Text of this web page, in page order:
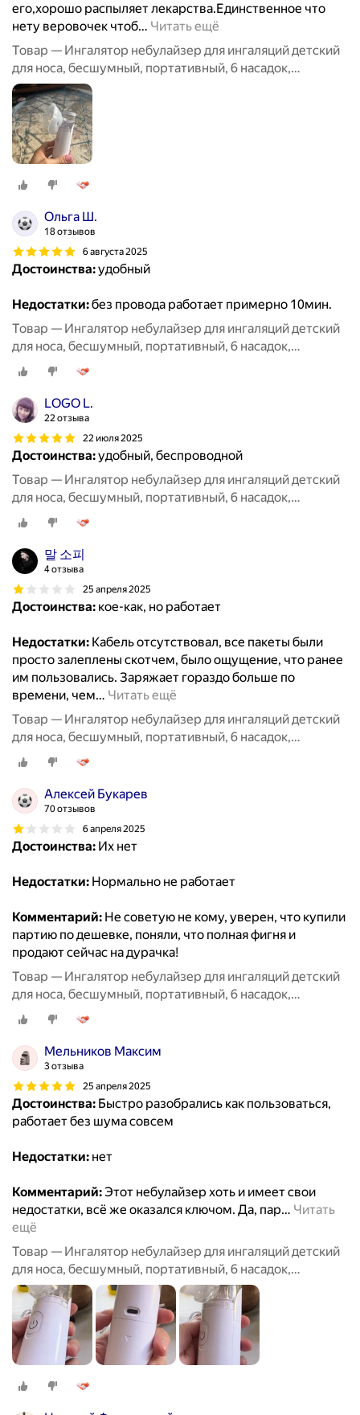
его,хорошо распыляет лекарства.Единственное что
нету веровочек чтоб… Читать ещё
Товар — Ингалятор небулайзер для ингаляций детский
для носа, бесшумный, портативный, 6 насадок,
аэрозольный, взрослый, белый
Ольга Ш.
18 отзывов
6 августа 2025
Достоинства:удобный
Недостатки:без провода работает примерно 10мин.
Товар — Ингалятор небулайзер для ингаляций детский
для носа, бесшумный, портативный, 6 насадок,
аэрозольный, взрослый, белый
LOGO L.
22 отзыва
22 июля 2025
Достоинства:удобный, беспроводной
Товар — Ингалятор небулайзер для ингаляций детский
для носа, бесшумный, портативный, 6 насадок,
аэрозольный, взрослый, белый
말 소피
4 отзыва
25 апреля 2025
Достоинства: кое-как, но работает
Недостатки: Кабель отсутствовал, все пакеты были
просто залеплены скотчем, было ощущение, что ранее
им пользовались. Заряжает гораздо больше по
времени, чем… Читать ещё
Товар — Ингалятор небулайзер для ингаляций детский
для носа, бесшумный, портативный, 6 насадок,
аэрозольный, взрослый, белый
Алексей Букарев
70 отзывов
6 апреля 2025
Достоинства: Их нет
Недостатки: Нормально не работает
Комментарий: Не советую не кому, уверен, что купили
партию по дешевке, поняли, что полная фигня и
продают сейчас на дурачка!
Товар — Ингалятор небулайзер для ингаляций детский
для носа, бесшумный, портативный, 6 насадок,
аэрозольный, взрослый, белый
Мельников Максим
3 отзыва
25 апреля 2025
Достоинства: Быстро разобрались как пользоваться,
работает без шума совсем
Недостатки: нет
Комментарий:Этот небулайзер хоть и имеет свои
недостатки, всё же оказался ключом. Да, пар… Читать
ещё
Товар — Ингалятор небулайзер для ингаляций детский
для носа, бесшумный, портативный, 6 насадок,
аэрозольный, взрослый, белый